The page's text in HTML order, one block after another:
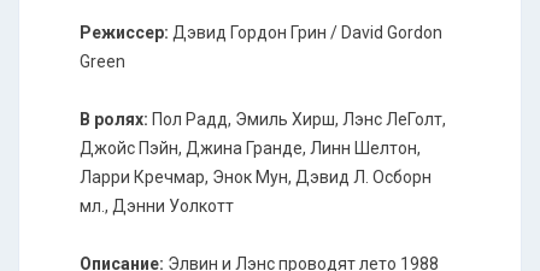
Режиссер: Дэвид Гордон Грин / David Gordon
Green
В ролях: Пол Радд, Эмиль Хирш, Лэнс ЛеГолт,
Джойс Пэйн, Джина Гранде, Линн Шелтон,
Ларри Кречмар, Энок Мун, Дэвид Л. Осборн
мл., Дэнни Уолкотт
Описание: Элвин и Лэнс проводят лето 1988